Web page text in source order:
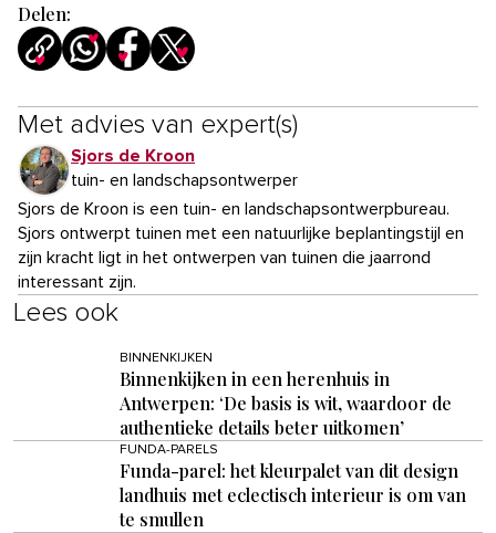
Delen:
Met advies van expert(s)
Sjors de Kroon
tuin- en landschapsontwerper
Sjors de Kroon is een tuin- en landschapsontwerpbureau.
Sjors ontwerpt tuinen met een natuurlijke beplantingstijl en
zijn kracht ligt in het ontwerpen van tuinen die jaarrond
interessant zijn.
Lees ook
BINNENKIJKEN
Binnenkijken in een herenhuis in
Antwerpen: ‘De basis is wit, waardoor de
authentieke details beter uitkomen’
FUNDA-PARELS
Funda-parel: het kleurpalet van dit design
landhuis met eclectisch interieur is om van
te smullen